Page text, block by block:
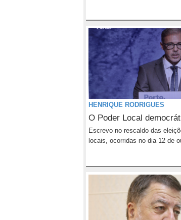
HENRIQUE RODRIGUES
O Poder Local
Escrevo no rescaldo das
locais, ocorridas no dia 12 de